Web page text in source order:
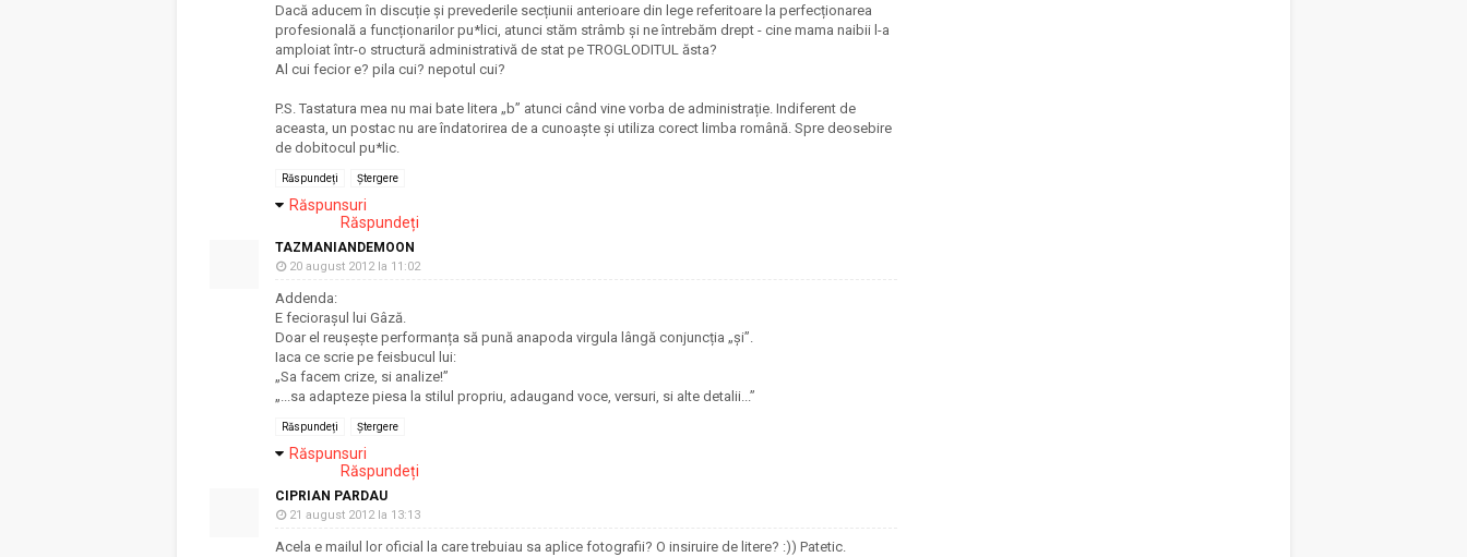
Dacă aducem în discuție și prevederile secțiunii anterioare din lege referitoare la perfecționarea
profesională a funcționarilor pu*lici, atunci stăm strâmb și ne întrebăm drept - cine mama naibii l-a
amploiat într-o structură administrativă de stat pe TROGLODITUL ăsta?
Al cui fecior e? pila cui? nepotul cui?
P.S. Tastatura mea nu mai bate litera „b” atunci când vine vorba de administrație. Indiferent de
aceasta, un postac nu are îndatorirea de a cunoaște și utiliza corect limba română. Spre deosebire
de dobitocul pu*lic.
Răspundeți Ștergere
Răspunsuri
Răspundeți
TAZMANIANDEMOON
20 august 2012 la 11:02
Addenda:
E feciorașul lui Gâză.
Doar el reușește performanța să pună anapoda virgula lângă conjuncția „și”.
Iaca ce scrie pe feisbucul lui:
„Sa facem crize, si analize!”
„...sa adapteze piesa la stilul propriu, adaugand voce, versuri, si alte detalii...”
Răspundeți Ștergere
Răspunsuri
Răspundeți
CIPRIAN PARDAU
21 august 2012 la 13:13
Acela e mailul lor oficial la care trebuiau sa aplice fotografii? O insiruire de litere? :)) Patetic.